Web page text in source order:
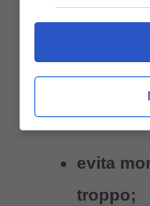
Ecco alcuni
presentare
evita
troppo;